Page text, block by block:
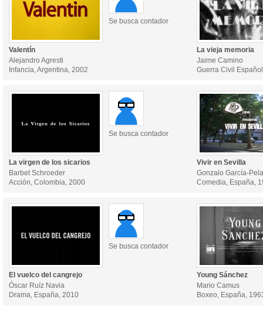
Se busca contador
Valentín
Alejandro Agresti
Infancia, Argentina, 2002
La vieja memoria
Jaime Camino
Guerra Civil
Se busca contador
La virgen de los sicarios
Barbet Schroeder
Acción, Colombia, 2000
Vivir en Sevilla
Gonzalo García-
Comedia, España,
Se busca contador
El vuelco del cangrejo
Óscar Ruíz Navia
Drama, España, 2010
Young Sánchez
Mario Camus
Boxeo, España,